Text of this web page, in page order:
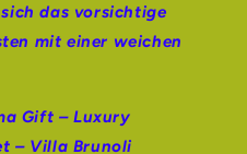
das vorsichtige
mit einer weichen
Gift – Luxury
– Villa Brunoli